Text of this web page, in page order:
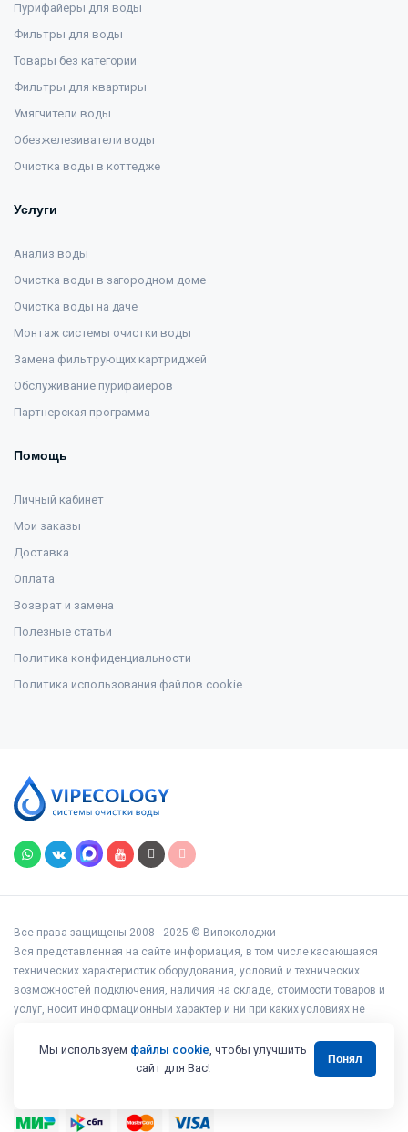
Пурифайеры для воды
Фильтры для воды
Товары без категории
Фильтры для квартиры
Умягчители воды
Обезжелезиватели воды
Очистка воды в коттедже
Услуги
Анализ воды
Очистка воды в загородном доме
Очистка воды на даче
Монтаж системы очистки воды
Замена фильтрующих картриджей
Обслуживание пурифайеров
Партнерская программа
Помощь
Личный кабинет
Мои заказы
Доставка
Оплата
Возврат и замена
Полезные статьи
Политика конфиденциальности
Политика использования файлов cookie
Все права защищены 2008 - 2025 © Випэколоджи
Вся представленная на сайте информация, в том числе касающаяся
технических характеристик оборудования, условий и технических
возможностей подключения, наличия на складе, стоимости товаров и
услуг, носит информационный характер и ни при каких условиях не
Гражданского кодекса РФ.
Адрес: г. Москва ул. Вешних Вод, дом 14, корп. 3, офис 25
Мы используем файлы cookie, чтобы улучшить
сайт для Вас!
Понял